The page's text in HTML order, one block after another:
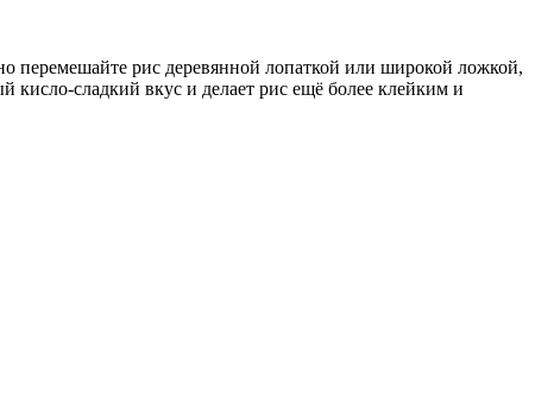
перемешайте рис деревянной лопаткой или широкой ложкой,
кисло-сладкий вкус и делает рис ещё более клейким и